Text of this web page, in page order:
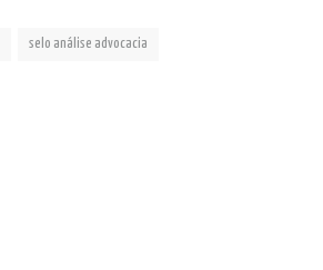
selo análise advocacia